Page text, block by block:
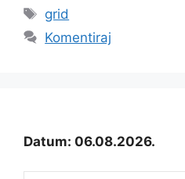
Oznake
grid
Komentiraj
Datum: 06.08.2026.